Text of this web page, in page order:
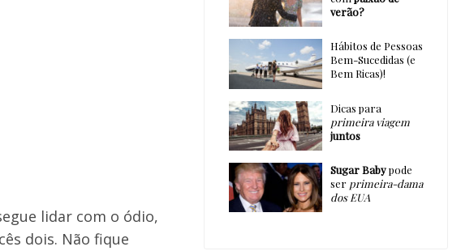
lidar com o ódio,
dois. Não fique
verão?
Hábitos de Pessoas
Bem-Sucedidas (e
Bem Ricas)!
Dicas para
primeira viagem
juntos
Sugar Babypode
ser primeira-dama
dos EUA